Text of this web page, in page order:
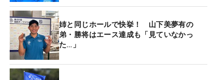
ます」とうなずいた。
山下は近畿大学時代の2022年に、下部のACNツアー
『ダンロップフェニックスチャレンジ』で史上7人
目のアマチュア優勝を飾った。24年のプロテストで
はトップ合格。ルーキーイヤーの昨年は7試合に出
姉と同じホールで快挙！ 山下美夢有の
弟・勝将はエース達成も「見ていなかっ
た…」